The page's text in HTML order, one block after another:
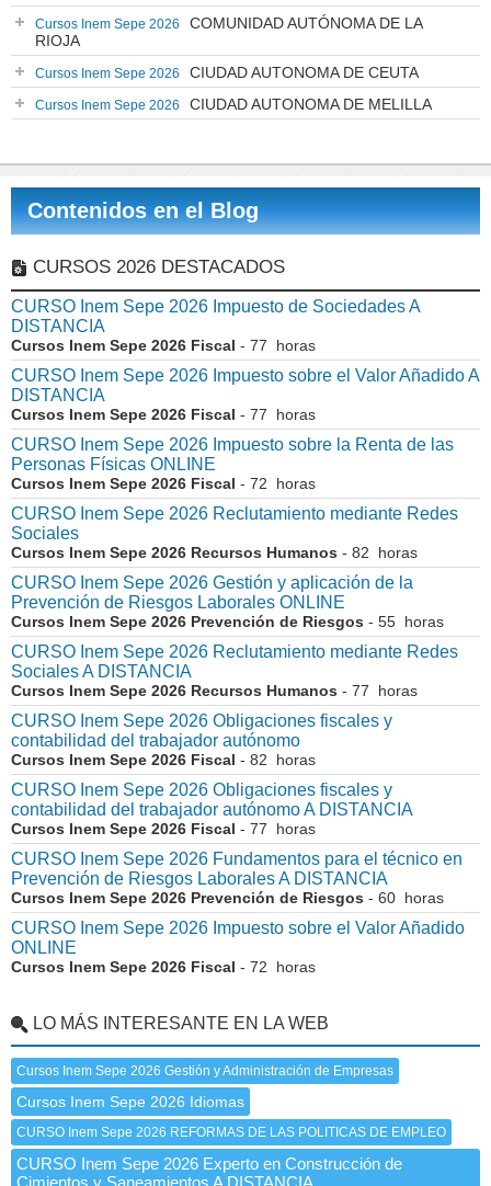
Cursos Inem Sepe 2026
COMUNIDAD AUTÓNOMA DE LA
RIOJA
Cursos Inem Sepe 2026 CIUDAD AUTONOMA DE CEUTA
Cursos Inem Sepe 2026 CIUDAD AUTONOMA DE MELILLA
Contenidos en el Blog
CURSOS 2026 DESTACADOS
CURSO Inem Sepe 2026 Impuesto de Sociedades A
DISTANCIA
Cursos Inem Sepe 2026 Fiscal - 77 horas
CURSO Inem Sepe 2026 Impuesto sobre el Valor Añadido A
DISTANCIA
Cursos Inem Sepe 2026 Fiscal - 77 horas
CURSO Inem Sepe 2026 Impuesto sobre la Renta de las
Personas Físicas ONLINE
Cursos Inem Sepe 2026 Fiscal - 72 horas
CURSO Inem Sepe 2026 Reclutamiento mediante Redes
Sociales
Cursos Inem Sepe 2026 Recursos Humanos - 82 horas
CURSO Inem Sepe 2026 Gestión y aplicación de la
Prevención de Riesgos Laborales ONLINE
Cursos Inem Sepe 2026 Prevención de Riesgos - 55 horas
CURSO Inem Sepe 2026 Reclutamiento mediante Redes
Sociales A DISTANCIA
Cursos Inem Sepe 2026 Recursos Humanos - 77 horas
CURSO Inem Sepe 2026 Obligaciones fiscales y
contabilidad del trabajador autónomo
Cursos Inem Sepe 2026 Fiscal - 82 horas
CURSO Inem Sepe 2026 Obligaciones fiscales y
contabilidad del trabajador autónomo A DISTANCIA
Cursos Inem Sepe 2026 Fiscal - 77 horas
CURSO Inem Sepe 2026 Fundamentos para el técnico en
Prevención de Riesgos Laborales A DISTANCIA
Cursos Inem Sepe 2026 Prevención de Riesgos - 60 horas
CURSO Inem Sepe 2026 Impuesto sobre el Valor Añadido
ONLINE
Cursos Inem Sepe 2026 Fiscal - 72 horas
LO MÁS INTERESANTE EN LA WEB
Cursos Inem Sepe 2026 Gestión y Administración de Empresas
Cursos Inem Sepe 2026 Idiomas
CURSO Inem Sepe 2026 REFORMAS DE LAS POLITICAS DE EMPLEO
CURSO Inem Sepe 2026 Experto en Construcción de
Cimientos y Saneamientos A DISTANCIA